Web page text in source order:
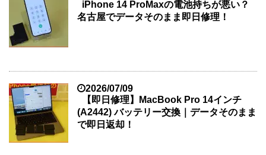
iPhone 14 ProMaxの電池持ちが悪い？
名古屋でデータそのまま即日修理！
2026/07/09
【即日修理】MacBook Pro 14インチ
(A2442) バッテリー交換｜データそのまま
で即日返却！